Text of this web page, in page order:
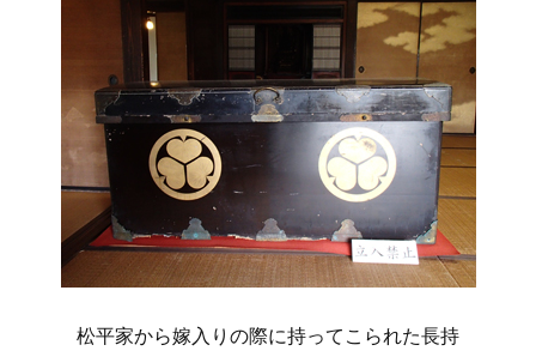
松平家から嫁入りの際に持ってこられた長持